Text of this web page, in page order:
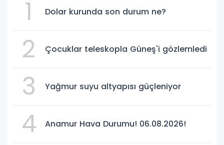
1 Dolar kurunda son durum ne?
2 Çocuklar teleskopla Güneş'i gözlemledi
3 Yağmur suyu altyapısı güçleniyor
4 Anamur Hava Durumu! 06.08.2026!